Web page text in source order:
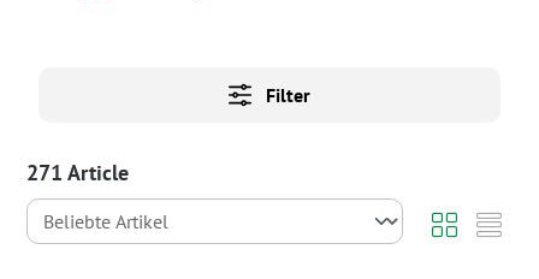
Filter
271 Article